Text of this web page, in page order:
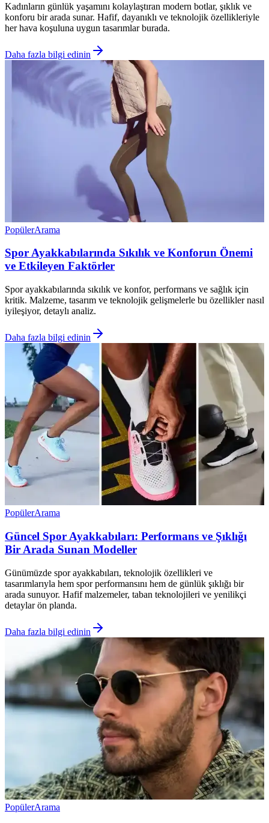
Kadınların günlük yaşamını kolaylaştıran modern botlar, şıklık ve
konforu bir arada sunar. Hafif, dayanıklı ve teknolojik özellikleriyle
her hava koşuluna uygun tasarımlar burada.
Daha fazla bilgi edinin
PopülerArama
Spor Ayakkabılarında Sıkılık ve Konforun Önemi
ve Etkileyen Faktörler
Spor ayakkabılarında sıkılık ve konfor, performans ve sağlık için
kritik. Malzeme, tasarım ve teknolojik gelişmelerle bu özellikler nasıl
iyileşiyor, detaylı analiz.
Daha fazla bilgi edinin
PopülerArama
Güncel Spor Ayakkabıları: Performans ve Şıklığı
Bir Arada Sunan Modeller
Günümüzde spor ayakkabıları, teknolojik özellikleri ve
tasarımlarıyla hem spor performansını hem de günlük şıklığı bir
arada sunuyor. Hafif malzemeler, taban teknolojileri ve yenilikçi
detaylar ön planda.
Daha fazla bilgi edinin
PopülerArama